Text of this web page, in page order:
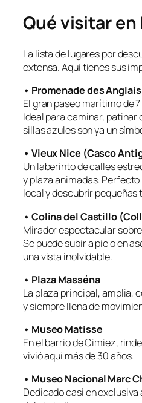
Qué visitar en
La lista de lugares por
extensa. Aquí tienes sus
• Promenade des Anglais
El gran paseo marítimo de
Ideal para caminar, patinar
sillas azules son ya un
• Vieux Nice (Casco
Un laberinto de calles
y plaza animadas.
local y descubrir pequeñas
• Colina del Castillo
Mirador espectacular
Se puede subir a pie o en
una vista inolvidable.
• Plaza Masséna
La plaza principal, amplia,
y siempre llena de
• Museo Matisse
En el barrio de Cimiez,
vivió aquí más de 30 años.
• Museo Nacional Marc
Dedicado casi en